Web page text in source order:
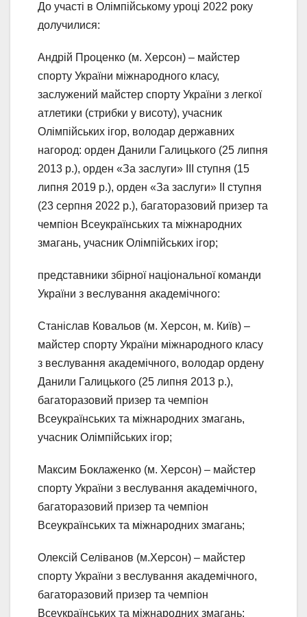
До участі в Олімпійському уроці 2022 року
долучилися:
Андрій Проценко (м. Херсон) – майстер
спорту України міжнародного класу,
заслужений майстер спорту України з легкої
атлетики (стрибки у висоту), учасник
Олімпійських ігор, володар державних
нагород: орден Данили Галицького (25 липня
2013 р.), орден «За заслуги» III ступня (15
липня 2019 р.), орден «За заслуги» II ступня
(23 серпня 2022 р.), багаторазовий призер та
чемпіон Всеукраїнських та міжнародних
змагань, учасник Олімпійських ігор;
представники збірної національної команди
України з веслування академічного:
Станіслав Ковальов (м. Херсон, м. Київ) –
майстер спорту України міжнародного класу
з веслування академічного, володар ордену
Данили Галицького (25 липня 2013 р.),
багаторазовий призер та чемпіон
Всеукраїнських та міжнародних змагань,
учасник Олімпійських ігор;
Максим Боклаженко (м. Херсон) – майстер
спорту України з веслування академічного,
багаторазовий призер та чемпіон
Всеукраїнських та міжнародних змагань;
Олексій Селіванов (м.Херсон) – майстер
спорту України з веслування академічного,
багаторазовий призер та чемпіон
Всеукраїнських та міжнародних змагань;